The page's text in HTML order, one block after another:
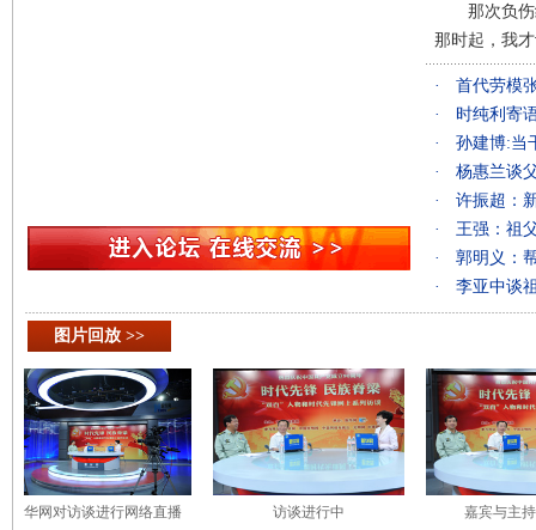
那次负伤
那时起，我
·
首代劳模
·
时纯利寄
·
孙建博:当
·
杨惠兰谈
·
许振超：
·
王强：祖
·
郭明义：
·
李亚中谈
图片回放 >>